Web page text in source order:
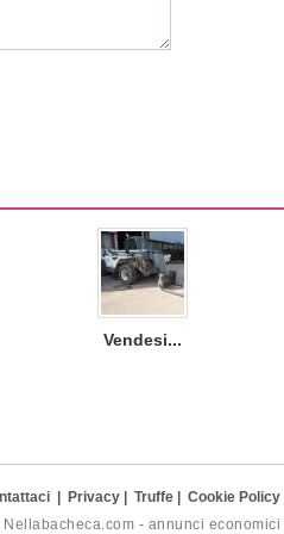
Vendesi...
Privacy Truffe
Cookie Policy
- annunci economici